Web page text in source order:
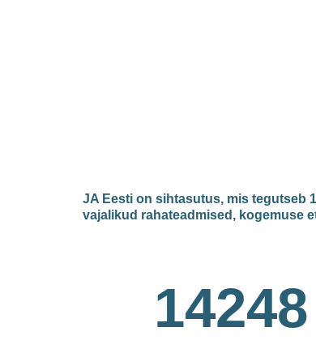
JA Eesti on sihtasutus, mis tegutseb
vajalikud rahateadmised, kogemuse
14248